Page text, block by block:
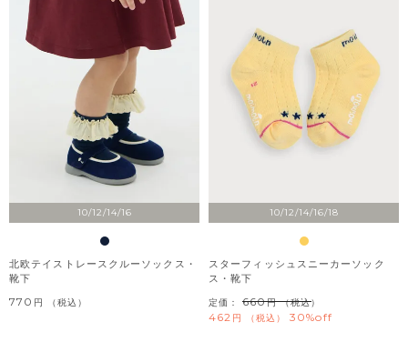
10/12/14/16
北欧テイストレースクルーソックス・
靴下
770 税込
10/12/14/16/18
スターフィッシュスニーカーソック
ス・靴下
定価： 660 （税込）
462 税込 30%off